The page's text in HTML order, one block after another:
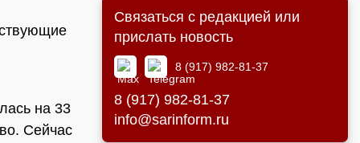
на 33
Сейчас
Связаться с редакцией или
прислать новость
8 (917) 982-81-37
8 (917) 982-81-37
info@sarinform.ru